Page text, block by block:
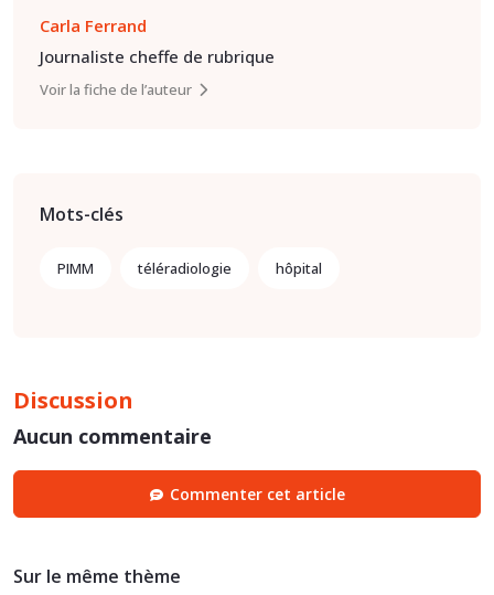
Carla Ferrand
Journaliste cheffe de rubrique
Voir la fiche de l’auteur
Mots-clés
PIMM téléradiologie hôpital
Discussion
Aucun commentaire
Commenter cet article
Sur le même thème